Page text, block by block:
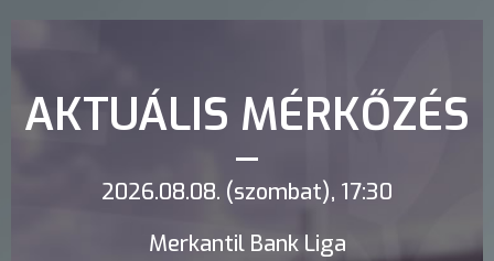
AKTUÁLIS MÉRKŐZÉS
2026.08.08. (szombat), 17:30
Merkantil Bank Liga